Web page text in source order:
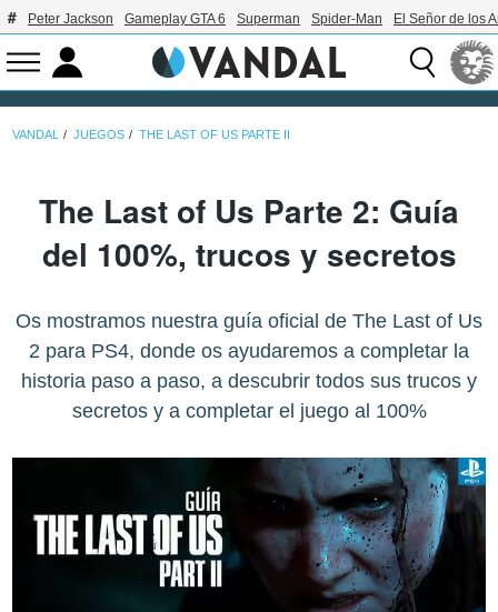
Peter Jackson Gameplay GTA 6 Superman Spider-Man El Señor de los
VANDAL JUEGOS THE LAST OF US PARTE II
The Last of Us Parte 2: Guía
del 100%, trucos y secretos
Os mostramos nuestra guía oficial de The Last of Us
2 para PS4, donde os ayudaremos a completar la
historia paso a paso, a descubrir todos sus trucos y
secretos y a completar el juego al 100%